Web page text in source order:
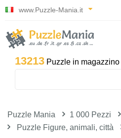
www.Puzzle-Mania.it
13213 Puzzle in magazzino
Puzzle Mania 1 000 Pezzi
Puzzle Figure, animali, città